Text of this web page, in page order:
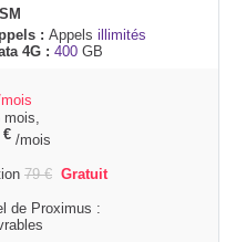
: Appels illimités
4G : 400 GB
€ /mois
79€ Gratuit
de Proximus :